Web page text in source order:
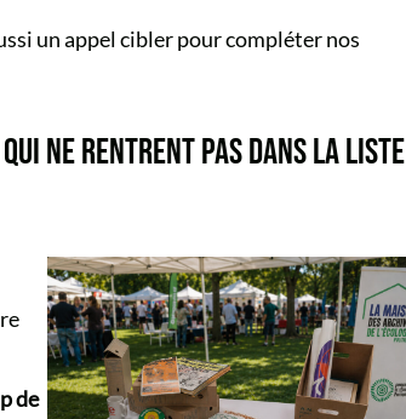
un appel cibler pour compléter nos
NE RENTRENT PAS DANS LA LISTE
de